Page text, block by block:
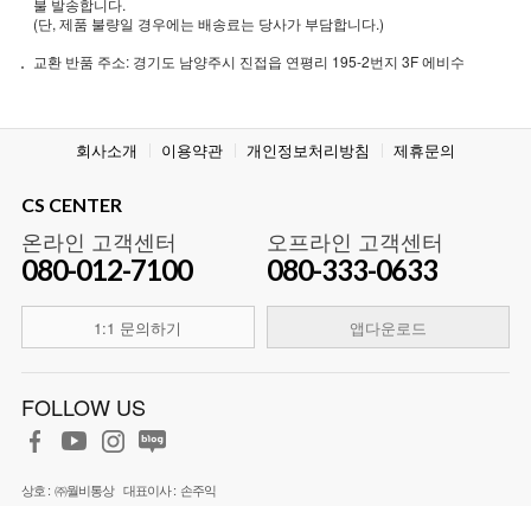
불 발송합니다.
(단, 제품 불량일 경우에는 배송료는 당사가 부담합니다.)
교환 반품 주소: 경기도 남양주시 진접읍 연평리 195-2번지 3F 에비수
회사소개 이용약관 개인정보처리방침 제휴문의
CS CENTER
온라인 고객센터
080-012-7100
1:1 문의하기
오프라인 고객센터
080-333-0633
앱다운로드
FOLLOW US
상호 : ㈜월비통상 대표이사 : 손주익